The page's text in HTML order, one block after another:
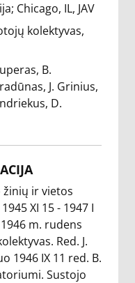
Chicago, IL, JAV
kolektyvas,
B.
J. Grinius
D.
žinių ir vietos
XI 15 - 1947 I
m. rudens
Red. J.
1946 IX 11 red. B.
Sustojo